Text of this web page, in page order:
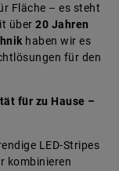
Fläche – es steht
über 20 Jahren
haben wir es
für den
für zu Hause –
LED-Stripes
kombinieren